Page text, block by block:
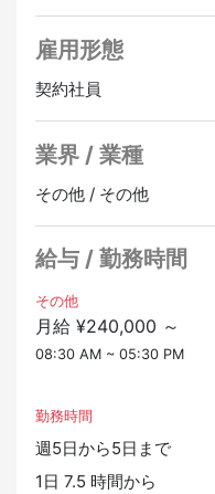
技術を身につけながら
チームで作業するため
※夏は暑く、体力が必要
作業着は汚れます（機
外仕事・現場仕事に近い
→その代わり
正社員登用あり
雇用形態
契約社員
業界 / 業種
その他 / その他
給与 / 勤務時間
その他
月給 ¥240,000 ～
08:30 AM ~ 05:30 PM
勤務時間
週5日から5日まで
1日 7.5 時間から